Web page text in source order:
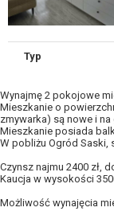
Typ
Wynajmę 2 pokojowe
Mieszkanie o
zmywarka) są nowe i
Mieszkanie posiada
W pobliżu Ogród Saski,
Czynsz najmu 2400 zł,
Kaucja w wysokości
Możliwość wynajęcia